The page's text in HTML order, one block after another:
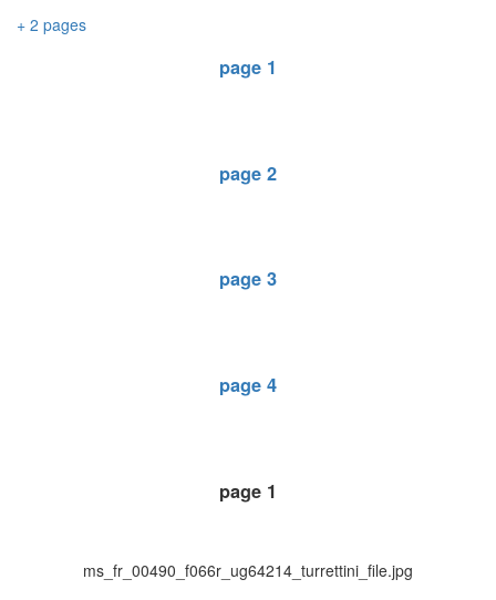
+ 2 pages
page 1
page 2
page 3
page 4
page 1
ms_fr_00490_f066r_ug64214_turrettini_file.jpg